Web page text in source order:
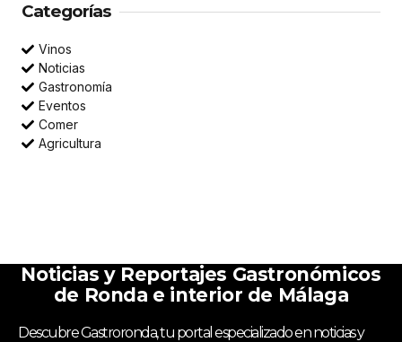
Categorías
Vinos
Noticias
Gastronomía
Eventos
Comer
Agricultura
Noticias y Reportajes Gastronómicos
de Ronda e interior de Málaga
Descubre Gastroronda, tu portal especializado en noticias y